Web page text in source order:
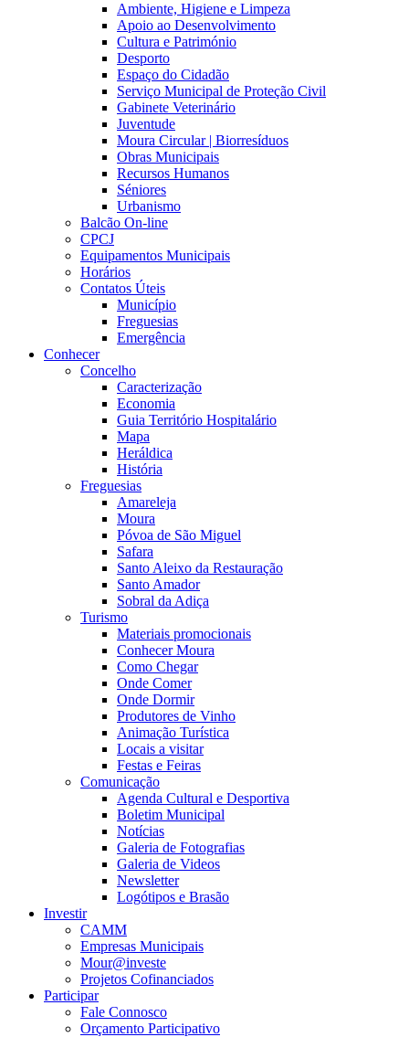
Ambiente, Higiene e Limpeza
Apoio ao Desenvolvimento
Cultura e Património
Desporto
Espaço do Cidadão
Serviço Municipal de Proteção Civil
Gabinete Veterinário
Juventude
Moura Circular | Biorresíduos
Obras Municipais
Recursos Humanos
Séniores
Urbanismo
Balcão On-line
CPCJ
Equipamentos Municipais
Horários
Contatos Úteis
Município
Freguesias
Emergência
Conhecer
Concelho
Caracterização
Economia
Guia Território Hospitalário
Mapa
Heráldica
História
Freguesias
Amareleja
Moura
Póvoa de São Miguel
Safara
Santo Aleixo da Restauração
Santo Amador
Sobral da Adiça
Turismo
Materiais promocionais
Conhecer Moura
Como Chegar
Onde Comer
Onde Dormir
Produtores de Vinho
Animação Turística
Locais a visitar
Festas e Feiras
Comunicação
Agenda Cultural e Desportiva
Boletim Municipal
Notícias
Galeria de Fotografias
Galeria de Videos
Newsletter
Logótipos e Brasão
Investir
CAMM
Empresas Municipais
Mour@investe
Projetos Cofinanciados
Participar
Fale Connosco
Orçamento Participativo